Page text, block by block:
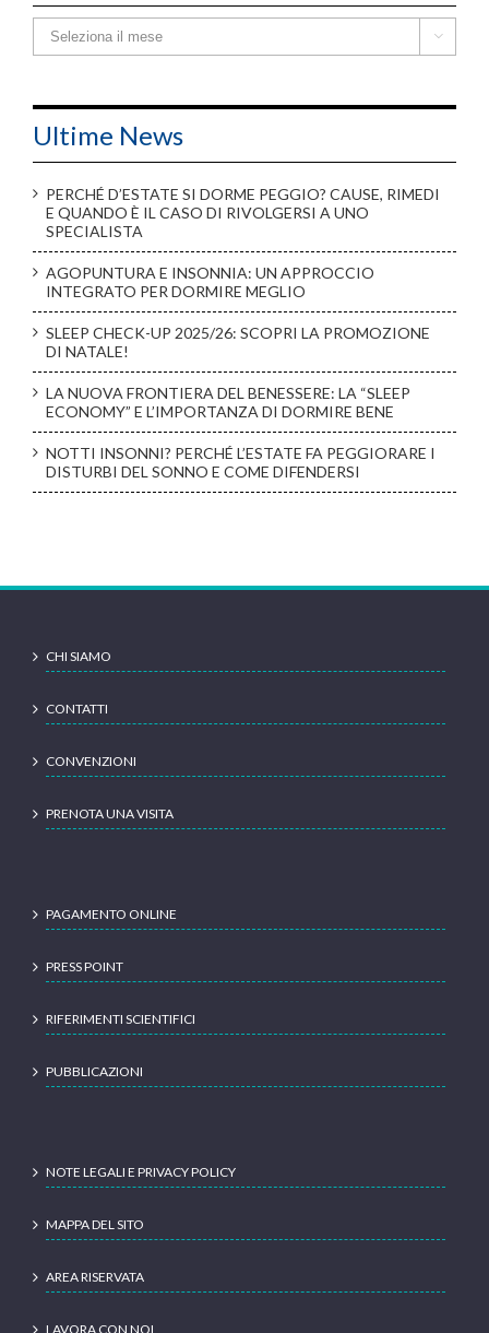
Storico 
Ultime News
PERCHÉ D’ESTATE SI DORME PEGGIO? CAUSE, RIMEDI
E QUANDO È IL CASO DI RIVOLGERSI A UNO
SPECIALISTA
AGOPUNTURA E INSONNIA: UN APPROCCIO
INTEGRATO PER DORMIRE MEGLIO
SLEEP CHECK-UP 2025/26: SCOPRI LA PROMOZIONE
DI NATALE!
LA NUOVA FRONTIERA DEL BENESSERE: LA “SLEEP
ECONOMY” E L’IMPORTANZA DI DORMIRE BENE
NOTTI INSONNI? PERCHÉ L’ESTATE FA PEGGIORARE I
DISTURBI DEL SONNO E COME DIFENDERSI
CHI SIAMO
CONTATTI
CONVENZIONI
PRENOTA UNA VISITA
PAGAMENTO ONLINE
PRESS POINT
RIFERIMENTI SCIENTIFICI
PUBBLICAZIONI
NOTE LEGALI E PRIVACY POLICY
MAPPA DEL SITO
AREA RISERVATA
LAVORA CON NOI